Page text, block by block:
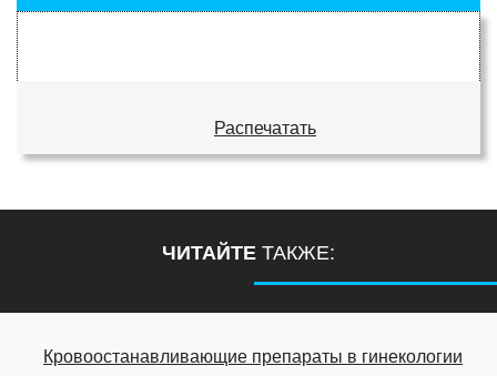
Распечатать
ЧИТАЙТЕ ТАКЖЕ:
Кровоостанавливающие препараты в гинекологии